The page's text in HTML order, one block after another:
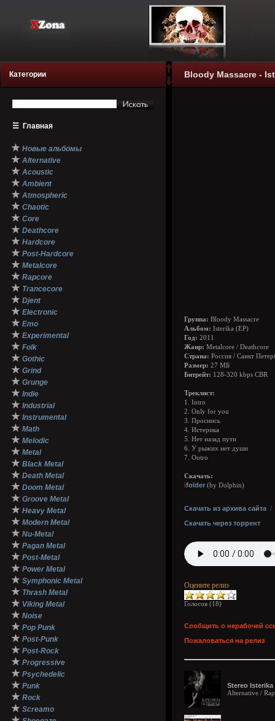
Категории
☰ Главная
★ Новые альбомы
★ Alternative
★ Acoustic
★ Ambient
★ Atmospheric
★ Chaotic
★ Core
★ Deathcore
★ Hardcore
★ Post-Hardcore
★ Metalcore
★ Rapcore
★ Trancecore
★ Djent
★ Electronic
★ Emo
★ Experimental
★ Folk
★ Gothic
★ Grind
★ Grunge
★ Indie
★ Industrial
★ Instrumental
★ Math
★ Melodic
★ Metal
★ Black Metal
★ Death Metal
★ Doom Metal
★ Groove Metal
★ Heavy Metal
★ Modern Metal
★ Nu-Metal
★ Pagan Metal
★ Post-Metal
★ Power Metal
★ Symphonic Metal
★ Thrash Metal
★ Viking Metal
★ Noise
★ Pop Punk
★ Post-Punk
★ Post-Rock
★ Progressive
★ Psychedelic
★ Punk
★ Rock
★ Screamo
Bloody Massacre -
Группа: Bloody Massacre
Альбом: Isterika (EP)
Год: 2011
Жанр: Metalcore / Deathcore
Страна: Россия / Санкт
Размер: 27 МБ
Битрейт: 128-320 kbps CBR
Треклист:
1. Intro
2. Only for you
3. Проснись
4. Истерика
5. Нет назад пути
6. У рыжих нет души
7. Outro
Скачать:
ifolder (by Dolphin)
Скачать из архива сайта /
Скачать через торрент
Оцените релиз
Голосов (18)
Сообщить о нерабочей
Пожаловаться на релиз
Stereo
Alternative /